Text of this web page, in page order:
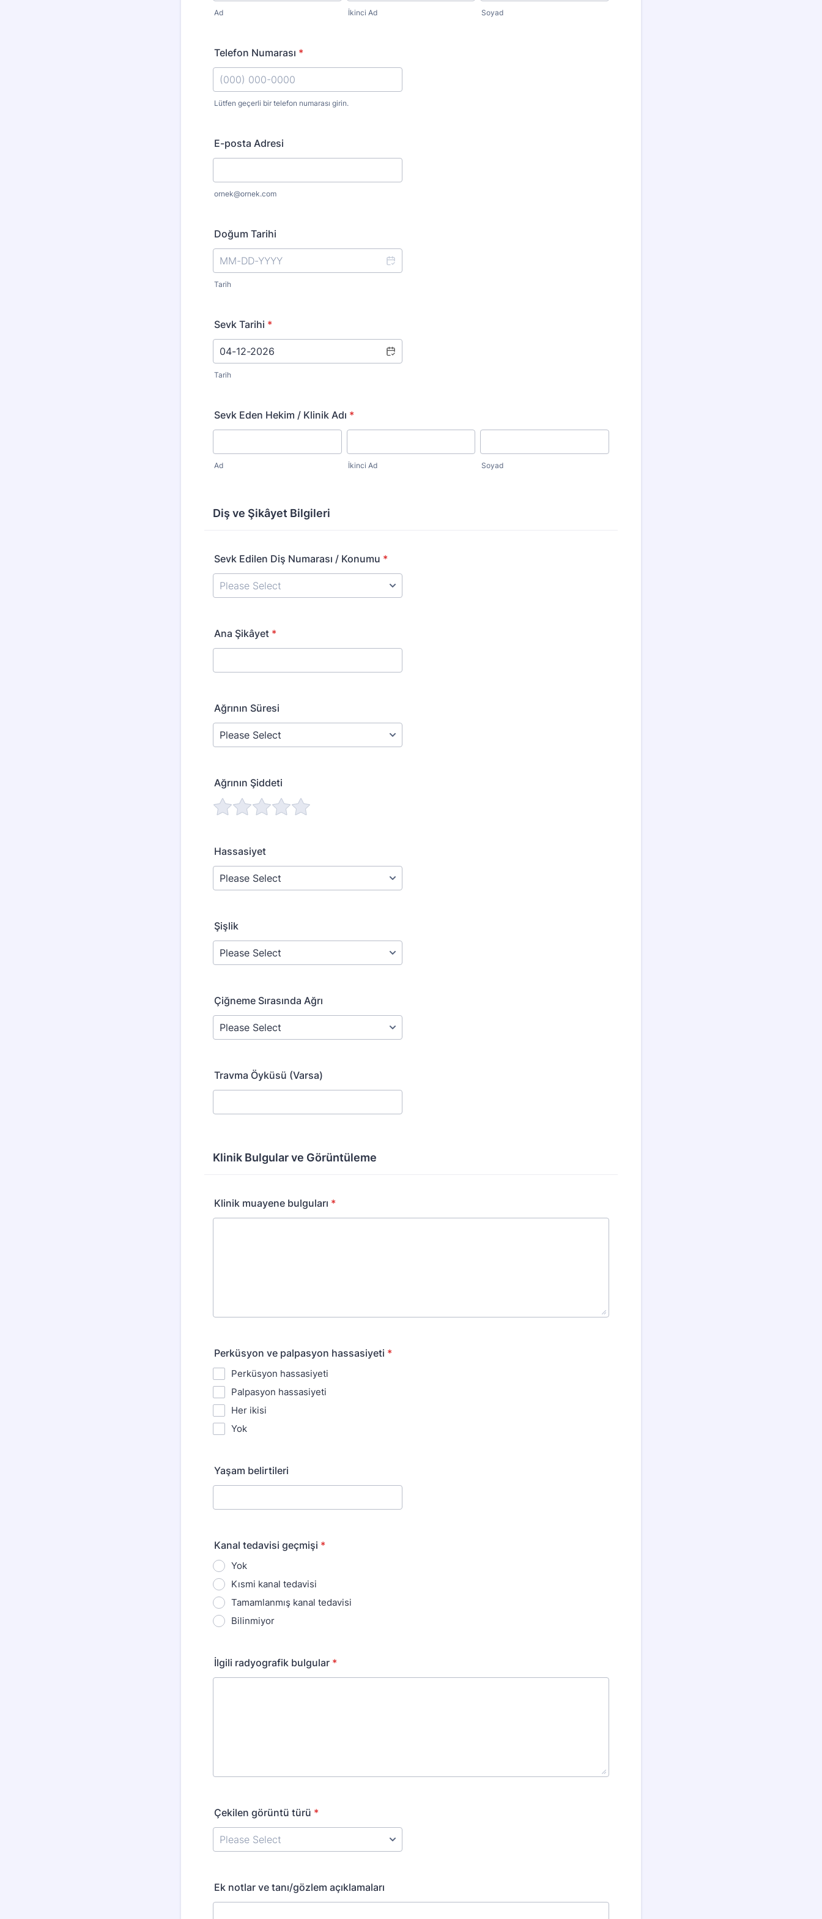
Ad İkinci Ad Soyad
Telefon Numarası *
Lütfen geçerli bir telefon numarası girin.
E-posta Adresi
ornek@ornek.com
Doğum Tarihi
Tarih
Sevk Tarihi *
Tarih
Sevk Eden Hekim / Klinik Adı *
Ad İkinci Ad Soyad
Diş ve Şikâyet Bilgileri
Sevk Edilen Diş Numarası / Konumu *
Ana Şikâyet *
Ağrının Süresi
Ağrının Şiddeti
Hassasiyet
Şişlik
Çiğneme Sırasında Ağrı
Travma Öyküsü (Varsa)
Klinik Bulgular ve Görüntüleme
Klinik muayene bulguları *
Perküsyon ve palpasyon hassasiyeti *
Perküsyon hassasiyeti
Palpasyon hassasiyeti
Her ikisi
Yok
Yaşam belirtileri
Kanal tedavisi geçmişi *
Yok
Kısmi kanal tedavisi
Tamamlanmış kanal tedavisi
Bilinmiyor
İlgili radyografik bulgular *
Çekilen görüntü türü *
Ek notlar ve tanı/gözlem açıklamaları